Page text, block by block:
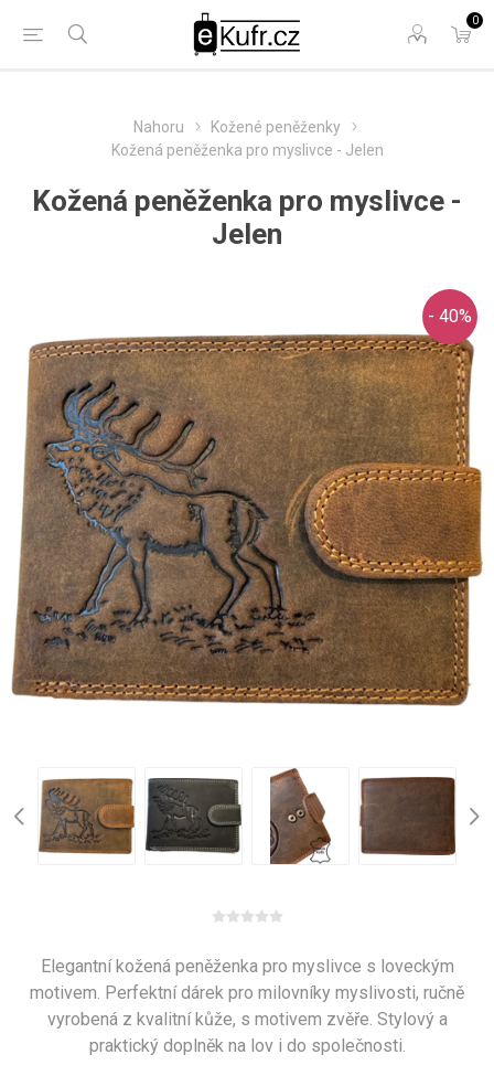
0
Nahoru
Kožené peněženky
Kožená peněženka pro myslivce - Jelen
Kožená peněženka pro myslivce -
Jelen
- 40%
Elegantní kožená peněženka pro myslivce s loveckým
motivem. Perfektní dárek pro milovníky myslivosti, ručně
vyrobená z kvalitní kůže, s motivem zvěře. Stylový a
praktický doplněk na lov i do společnosti.